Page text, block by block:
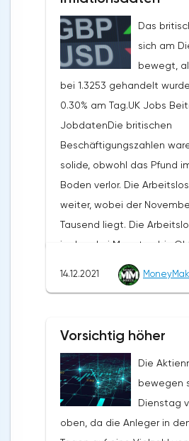
Das
sich am
bewegt,
bei 1.3253 gehandelt
0.30% am Tag.UK Jobs
JobdatenDie britischen
Beschäftigungszahlen
solide, obwohl das Pfund
Boden verlor. Die
weiter, wobei der
Tausend liegt. Die
in den drei Monaten bis
gegenüber 4.3% im Monat
Lohnwachstum lag bei
Arbeitslosigkeit trotz des
Arbeitsurlaubsprogramms
ist. Dies deutet auf eine
Erholung des
ist das Beschäftigungsbild
14.12.2021
Vorsichtig höher
Die
bewegen
Dienstag
oben, da die Anleger in